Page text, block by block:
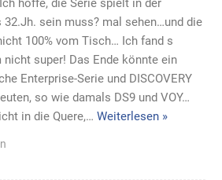
hoffe, die Serie spielt in der
sein muss? mal sehen…und die
100% vom Tisch… Ich fand s
super! Das Ende könnte ein
Enterprise-Serie und DISCOVERY
so wie damals DS9 und VOY…
in die Quere,… Weiterlesen »